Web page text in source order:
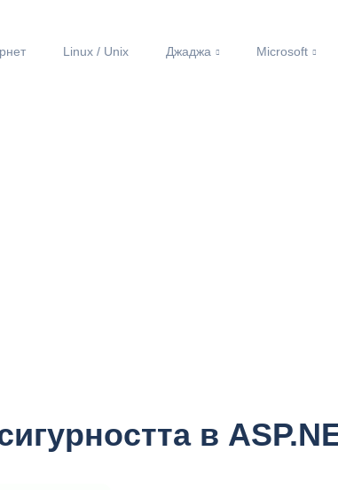
Linux / Unix Джаджа Microsoft
в